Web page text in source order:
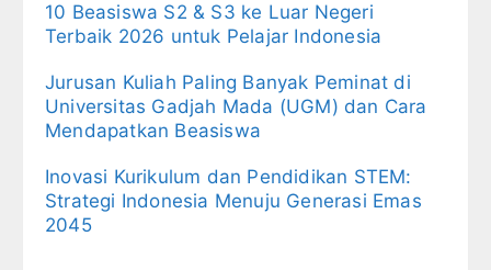
10 Beasiswa S2 & S3 ke Luar Negeri
Terbaik 2026 untuk Pelajar Indonesia
Jurusan Kuliah Paling Banyak Peminat di
Universitas Gadjah Mada (UGM) dan Cara
Mendapatkan Beasiswa
Inovasi Kurikulum dan Pendidikan STEM:
Strategi Indonesia Menuju Generasi Emas
2045